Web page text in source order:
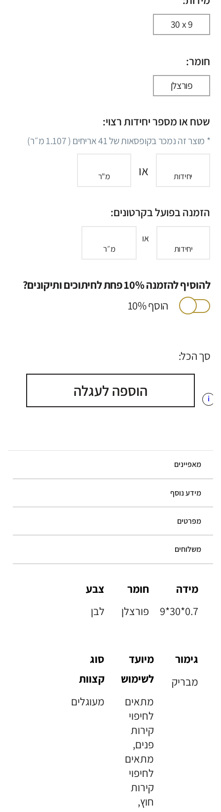
30 x 9
חומר:
פורצלן
שטח או מספר יחידות רצוי:
* מוצר זה נמכר בקופסאות של41אריחים (1.107מ״ר)
יחידות או מ"ר
הזמנה בפועל בקרטונים:
יחידות
או
מ״ר
להוסיף להזמנה 10% פחת לחיתוכים ותיקונים?
הוסף 10%
סך הכל:
הוספה לעגלה i
מאפיינים
מידע נוסף
מפרטים
משלוחים
מידה
9*30*0.7
חומר
פורצלן
צבע
לבן
גימור
מבריק
מיועד
לשימוש
מתאים
לחיפוי
קירות
פנים,
מתאים
לחיפוי
קירות
חוץ,
סוג
קצוות
מעוגלים